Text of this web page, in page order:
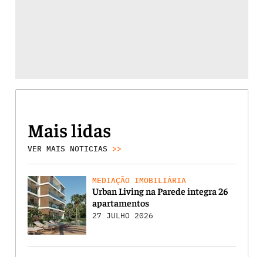
Mais lidas
VER MAIS NOTICIAS >>
MEDIAÇÃO IMOBILIÁRIA
Urban Living na Parede integra 26
apartamentos
27 JULHO 2026